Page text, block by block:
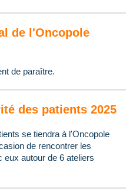
de l'Oncopole
de paraître.
des patients 2025
se tiendra à l'Oncopole
de rencontrer les
eux autour de 6 ateliers